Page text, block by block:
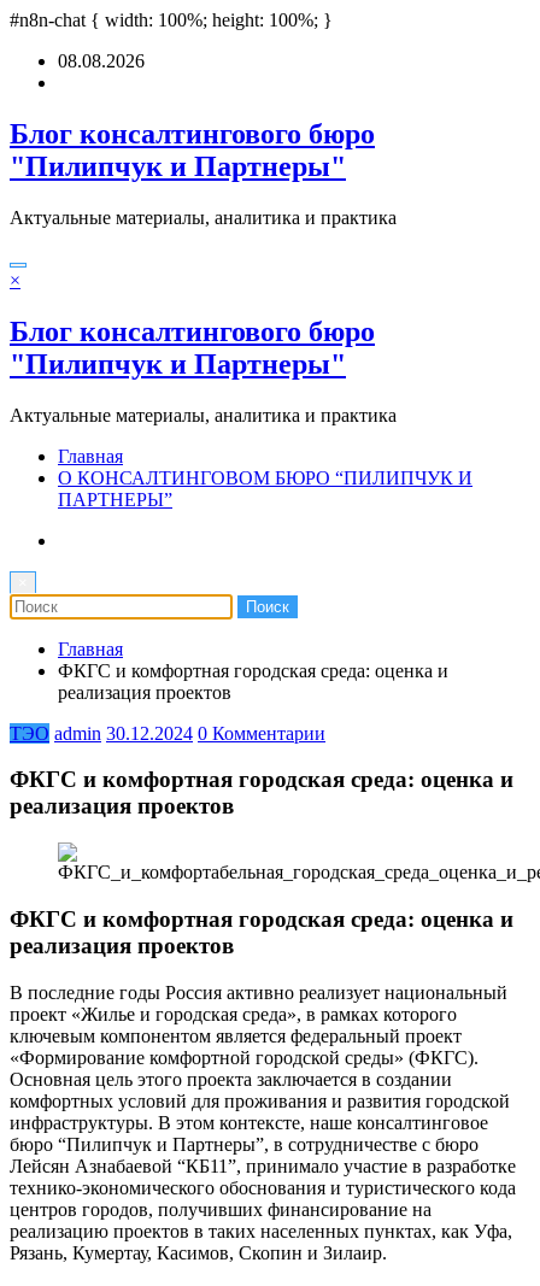
grandpashabetdeneme bonusuPadişahbet
#n8n-chat { width: 100%; height: 100%; }
Перейти08.08.2026
Блог консалтингового бюро
"Пилипчук и Партнеры"
Актуальные материалы, аналитика и практика
×
Блог консалтингового бюро
"Пилипчук и Партнеры"
Актуальные материалы, аналитика и практика
Главная
О КОНСАЛТИНГОВОМ БЮРО “ПИЛИПЧУК И
ПАРТНЕРЫ”
Главная
ФКГС и комфортная городская среда: оценка и
реализация проектов
ТЭО admin 30.12.2024 0 Комментарии
ФКГС и комфортная городская среда: оценка и
реализация проектов
ФКГС и комфортная городская среда: оценка и
реализация проектов
В последние годы Россия активно реализует национальный
проект «Жилье и городская среда», в рамках которого
ключевым компонентом является федеральный проект
«Формирование комфортной городской среды» (ФКГС).
Основная цель этого проекта заключается в создании
комфортных условий для проживания и развития городской
инфраструктуры. В этом контексте, наше консалтинговое
бюро “Пилипчук и Партнеры”, в сотрудничестве с бюро
Лейсян Азнабаевой “КБ11”, принимало участие в разработке
технико-экономического обоснования и туристического кода
центров городов, получивших финансирование на
реализацию проектов в таких населенных пунктах, как Уфа,
Рязань, Кумертау, Касимов, Скопин и Зилаир.